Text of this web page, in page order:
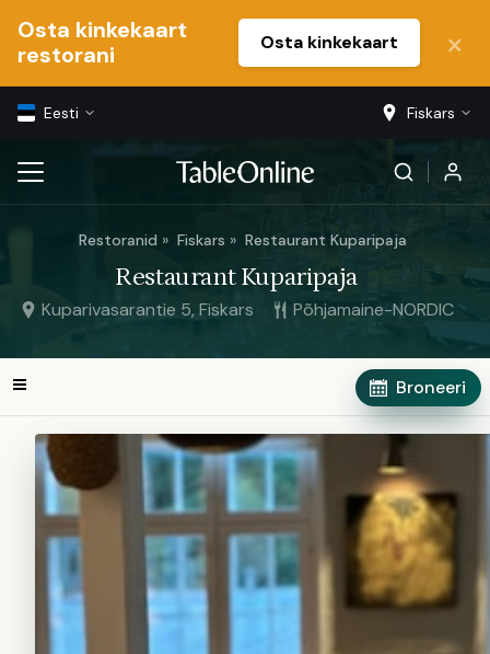
Osta kinkekaart
restorani
Osta kinkekaart
Eesti Fiskars
Restoranid Fiskars Restaurant Kuparipaja
Restaurant Kuparipaja
Kuparivasarantie 5, Fiskars Põhjamaine-NORDIC
Broneeri